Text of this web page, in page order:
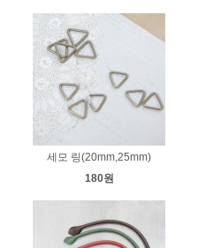
세모 링(20mm,25mm)
180원